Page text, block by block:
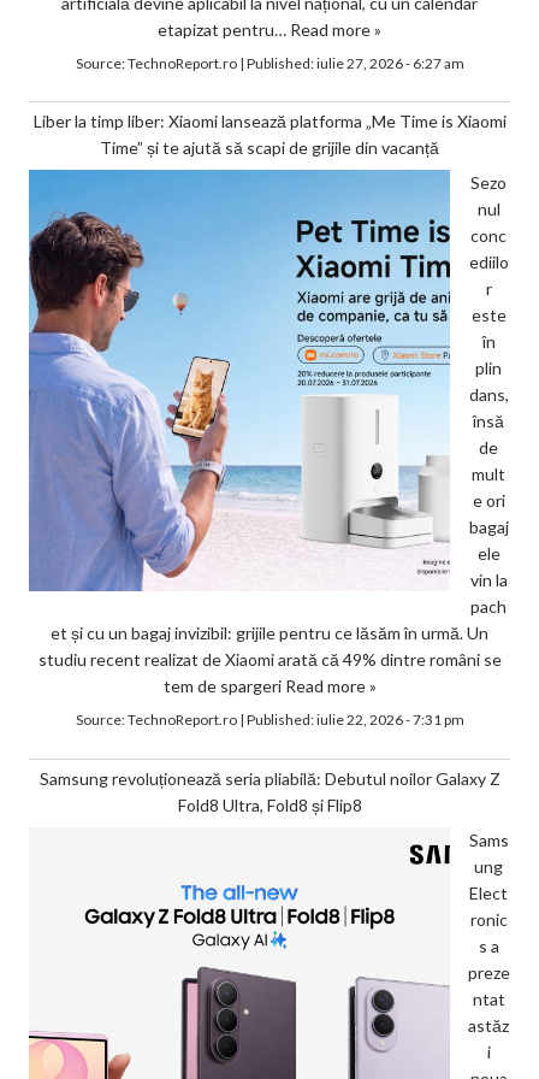
etapizat pentru… Read more »
Source:TechnoReport.ro| Published:iulie 27, 2026 - 6:27 am
Liber la timp liber: Xiaomi lansează platforma „Me Time is Xiaomi
Time” și te ajută să scapi de grijile din vacanță
Sezo
nul
conc
ediilo
r
este
în
plin
dans,
însă
de
mult
e ori
bagaj
ele
vin la
pach
et și cu un bagaj invizibil: grijile pentru ce lăsăm în urmă. Un
studiu recent realizat de Xiaomi arată că 49% dintre români se
tem de spargeri Read more »
Source:TechnoReport.ro| Published:iulie 22, 2026 - 7:31 pm
Samsung revoluționează seria pliabilă: Debutul noilor Galaxy Z
Fold8 Ultra, Fold8 și Flip8
Sams
ung
Elect
ronic
s a
preze
ntat
astăz
i